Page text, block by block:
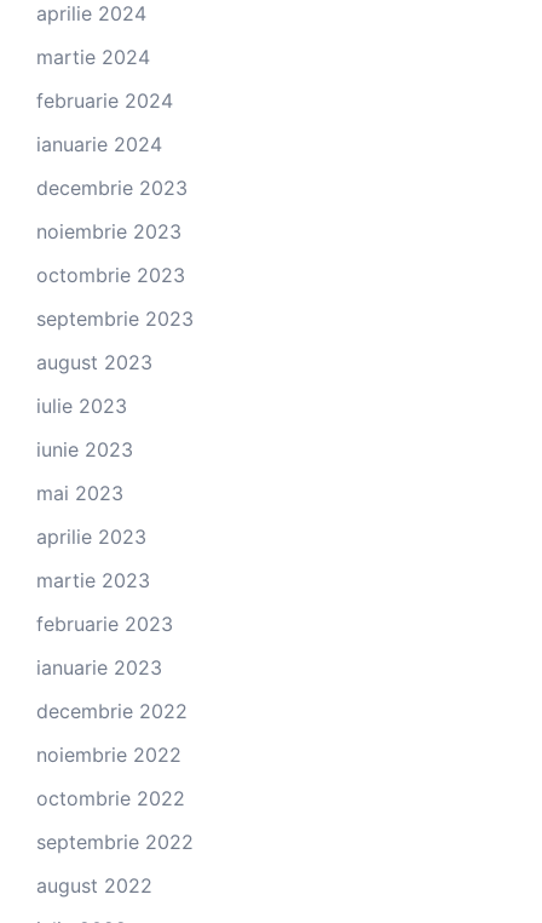
aprilie 2024
martie 2024
februarie 2024
ianuarie 2024
decembrie 2023
noiembrie 2023
octombrie 2023
septembrie 2023
august 2023
iulie 2023
iunie 2023
mai 2023
aprilie 2023
martie 2023
februarie 2023
ianuarie 2023
decembrie 2022
noiembrie 2022
octombrie 2022
septembrie 2022
august 2022